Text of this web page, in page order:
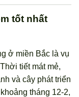
tốt nhất
ở miền Bắc là vụ
tiết mát mẻ,
và cây phát triển
tháng 12-2,